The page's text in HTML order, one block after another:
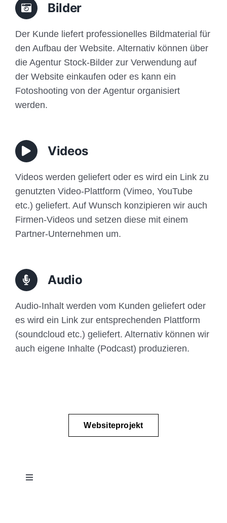
Bilder
Der Kunde liefert professionelles Bildmaterial für
den Aufbau der Website. Alternativ können über
die Agentur Stock-Bilder zur Verwendung auf
der Website einkaufen oder es kann ein
Fotoshooting von der Agentur organisiert
werden.
Videos
Videos werden geliefert oder es wird ein Link zu
genutzten Video-Plattform (Vimeo, YouTube
etc.) geliefert. Auf Wunsch konzipieren wir auch
Firmen-Videos und setzen diese mit einem
Partner-Unternehmen um.
Audio
Audio-Inhalt werden vom Kunden geliefert oder
es wird ein Link zur entsprechenden Plattform
(soundcloud etc.) geliefert. Alternativ können wir
auch eigene Inhalte (Podcast) produzieren.
Websiteprojekt
Toggle